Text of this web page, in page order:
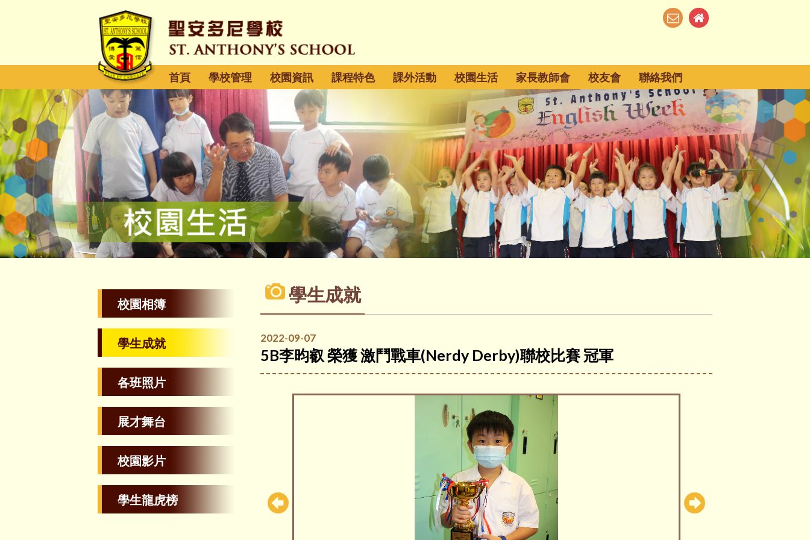
首頁 學校管理 校園資訊 課程特色 課外活動 校園生活 家長教師會 校友會 聯絡我們
校園相簿
學生成就
各班照片
展才舞台
校園影片
學生龍虎榜
學生成就
2022-09-07
5B李昀叡 榮獲 激鬥戰車(Nerdy Derby)聯校比賽 冠軍